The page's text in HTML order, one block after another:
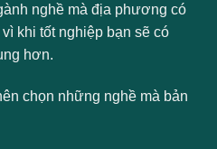
nghề mà địa phương có
khi tốt nghiệp bạn sẽ có
hơn.
chọn những nghề mà bản